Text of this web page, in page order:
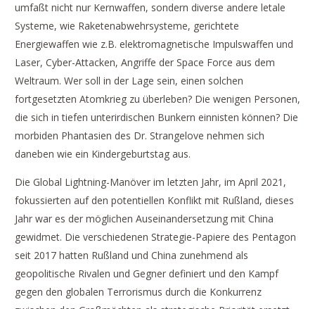
umfaßt nicht nur Kernwaffen, sondern diverse andere letale
Systeme, wie Raketenabwehrsysteme, gerichtete
Energiewaffen wie z.B. elektromagnetische Impulswaffen und
Laser, Cyber-Attacken, Angriffe der Space Force aus dem
Weltraum. Wer soll in der Lage sein, einen solchen
fortgesetzten Atomkrieg zu überleben? Die wenigen Personen,
die sich in tiefen unterirdischen Bunkern einnisten können? Die
morbiden Phantasien des Dr. Strangelove nehmen sich
daneben wie ein Kindergeburtstag aus.
Die Global Lightning-Manöver im letzten Jahr, im April 2021,
fokussierten auf den potentiellen Konflikt mit Rußland, dieses
Jahr war es der möglichen Auseinandersetzung mit China
gewidmet. Die verschiedenen Strategie-Papiere des Pentagon
seit 2017 hatten Rußland und China zunehmend als
geopolitische Rivalen und Gegner definiert und den Kampf
gegen den globalen Terrorismus durch die Konkurrenz